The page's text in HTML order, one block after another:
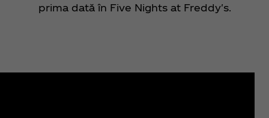
prima dată în Five Nights at Freddy's.